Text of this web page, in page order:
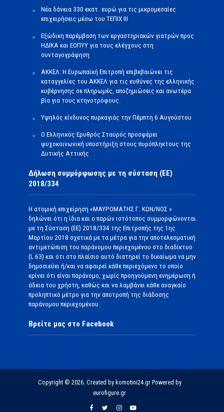
Νέα δάνεια 330 εκατ. ευρώ για τις μικρομεσαίες
επιχειρήσεις μέσω του ΤΕΠΙΧ ΙΙΙ
Εξώδικη παρέμβαση των εργαστηριακών γιατρών προς
ΗΔΙΚΑ και ΕΟΠΥΥ για τους ελέγχους στη
συνταγογράφηση
ΑΚΚΕΛ: Η Ευρωπαϊκή Επιτροπή επιβεβαιώνει τις
καταγγελίες του ΑΚΚΕΛ για τις ευθύνες της ελληνικής
κυβέρνησης σε πληρωμές, αποζημιώσεις και ανωτέρα
βία για τους κτηνοτρόφους.
Υψηλός κίνδυνος πυρκαγιάς την Πέμπτη 6 Αυγούστου
Ο Ελληνικός Ερυθρός Σταυρός προσφέρει
ψυχοκοινωνική υποστήριξη στους πυρόπληκτους της
Δυτικής Αττικής
Δήλωση συμμόρφωσης με τη σύσταση (ΕΕ)
2018/334
Η ατομική επιχείρηση «ΜΑΥΡΟΜΑΤΗΣ Γ. ΚΩΝ/ΝΟΣ »
δηλώνει ότι η ίδια και ο παρών ιστότοπος συμμορφώνονται
με τη Σύσταση (ΕΕ) 2018/334 της Επιτροπής της 1ης
Μαρτίου 2018 σχετικά με τα μέτρα για την αποτελεσματική
αντιμετώπιση του παράνομου περιεχομένου στο διαδίκτυο
(L 63) και ότι στο πλαίσιο αυτό διατηρεί το δικαίωμα να μην
δημοσιεύει ή/και να αφαιρεί κάθε περιεχόμενο το οποίο
κρίνει ότι είναι παράνομο, χωρίς προηγούμενη ενημέρωση ή
άδεια του χρήστη, καθώς και να λαμβάνει κάθε αναγκαίο
προληπτικό μέτρο για την αποτροπή της διάδοσης
παράνομου περιεχομένου.
Βρείτε μας στο Facebook
Copyright © 2026. Created by komotini24.gr Powered by
eurofigure.gr